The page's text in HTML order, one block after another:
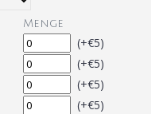
Menge
(+€5)
(+€5)
(+€5)
(+€5)